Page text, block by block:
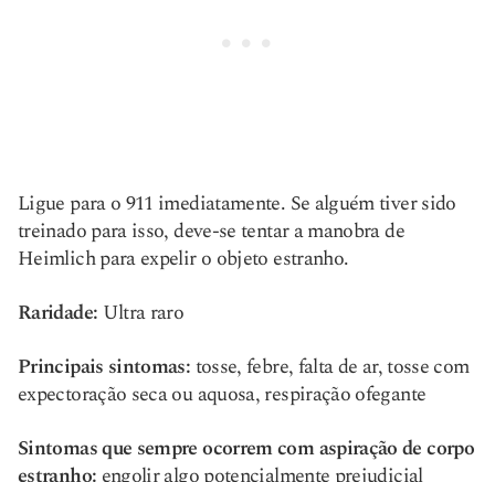
Ligue para o 911 imediatamente. Se alguém tiver sido
treinado para isso, deve-se tentar a manobra de
Heimlich para expelir o objeto estranho.
Raridade: Ultra raro
Principais sintomas:tosse, febre, falta de ar, tosse com
expectoração seca ou aquosa, respiração ofegante
Sintomas que sempre ocorrem com aspiração de corpo
estranho: engolir algo potencialmente prejudicial